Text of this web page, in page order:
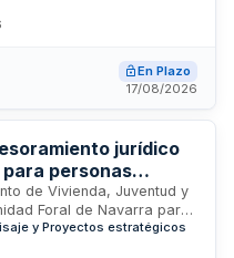
información a la población
vivienda, así como la
en riesgo de
dificultades para
de convenios
En Plazo
17/08/2026
jurídico
personas
de Vivienda, Juventud y
Foral de Navarra para
de atención y
en materia de
y Proyectos estratégicos